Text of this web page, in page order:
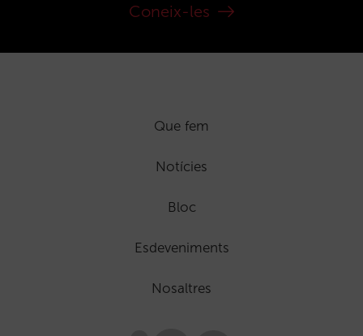
Coneix-les
Que fem
Notícies
Bloc
Esdeveniments
Nosaltres